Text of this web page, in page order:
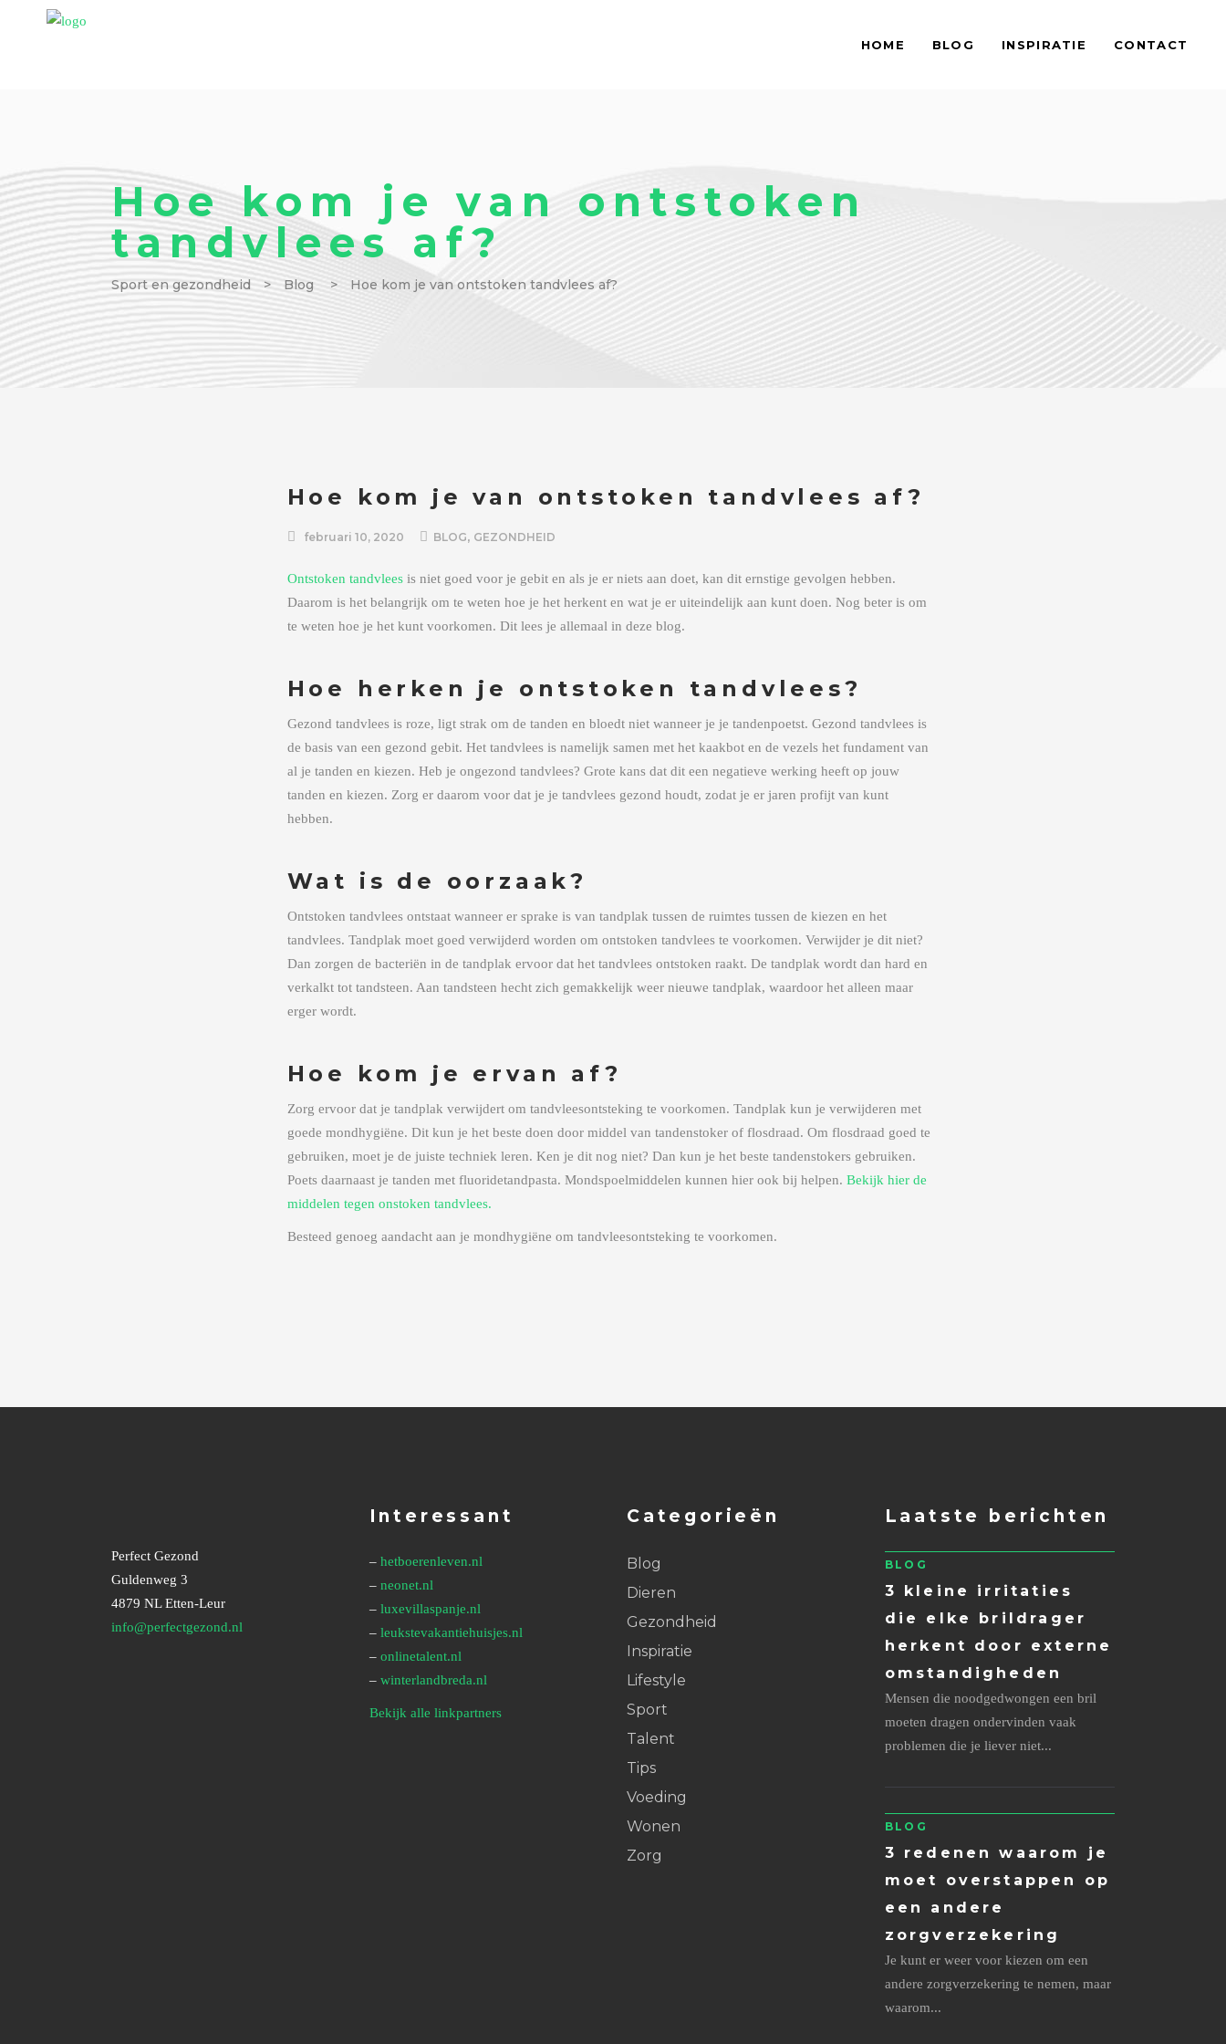
HOME BLOG INSPIRATIE CONTACT
Hoe kom je van ontstoken
tandvlees af?
Sport en gezondheid > Blog > Hoe kom je van ontstoken tandvlees af?
Hoe kom je van ontstoken tandvlees af?
februari 10, 2020 BLOG, GEZONDHEID
Ontstoken tandvleesis niet goed voor je gebit en als je er niets aan doet, kan dit ernstige gevolgen hebben.
Daarom is het belangrijk om te weten hoe je het herkent en wat je er uiteindelijk aan kunt doen. Nog beter is om
te weten hoe je het kunt voorkomen. Dit lees je allemaal in deze blog.
Hoe herken je ontstoken tandvlees?
Gezond tandvlees is roze, ligt strak om de tanden en bloedt niet wanneer je je tandenpoetst. Gezond tandvlees is
de basis van een gezond gebit. Het tandvlees is namelijk samen met het kaakbot en de vezels het fundament van
al je tanden en kiezen. Heb je ongezond tandvlees? Grote kans dat dit een negatieve werking heeft op jouw
tanden en kiezen. Zorg er daarom voor dat je je tandvlees gezond houdt, zodat je er jaren profijt van kunt
hebben.
Wat is de oorzaak?
Ontstoken tandvlees ontstaat wanneer er sprake is van tandplak tussen de ruimtes tussen de kiezen en het
tandvlees. Tandplak moet goed verwijderd worden om ontstoken tandvlees te voorkomen. Verwijder je dit niet?
Dan zorgen de bacteriën in de tandplak ervoor dat het tandvlees ontstoken raakt. De tandplak wordt dan hard en
verkalkt tot tandsteen. Aan tandsteen hecht zich gemakkelijk weer nieuwe tandplak, waardoor het alleen maar
erger wordt.
Hoe kom je ervan af?
Zorg ervoor dat je tandplak verwijdert om tandvleesontsteking te voorkomen. Tandplak kun je verwijderen met
goede mondhygiëne. Dit kun je het beste doen door middel van tandenstoker of flosdraad. Om flosdraad goed te
gebruiken, moet je de juiste techniek leren. Ken je dit nog niet? Dan kun je het beste tandenstokers gebruiken.
Poets daarnaast je tanden met fluoridetandpasta. Mondspoelmiddelen kunnen hier ook bij helpen. Bekijk hier de
middelen tegen onstoken tandvlees.
Besteed genoeg aandacht aan je mondhygiëne om tandvleesontsteking te voorkomen.
Perfect Gezond
Guldenweg 3
4879 NL Etten-Leur
info@perfectgezond.nl
Interessant
– hetboerenleven.nl
– neonet.nl
– luxevillaspanje.nl
– leukstevakantiehuisjes.nl
– onlinetalent.nl
– winterlandbreda.nl
Bekijk alle linkpartners
Categorieën
Blog
Dieren
Gezondheid
Inspiratie
Lifestyle
Sport
Talent
Tips
Voeding
Wonen
Zorg
Laatste berichten
BLOG
3 kleine irritaties
die elke brildrager
herkent door externe
omstandigheden
Mensen die noodgedwongen een bril
moeten dragen ondervinden vaak
problemen die je liever niet...
BLOG
3 redenen waarom je
moet overstappen op
een andere
zorgverzekering
Je kunt er weer voor kiezen om een
andere zorgverzekering te nemen, maar
waarom...